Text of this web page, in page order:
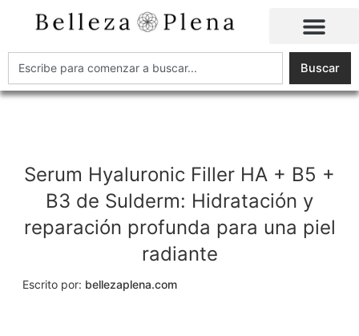
Buscar
Serum Hyaluronic Filler HA + B5 +
B3 de Sulderm: Hidratación y
reparación profunda para una piel
radiante
Escrito por: bellezaplena.com